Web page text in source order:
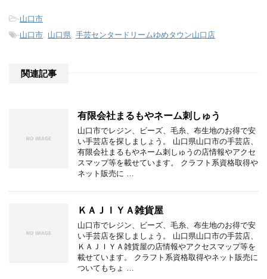
-山口市
-山口市 山口県 手芸センタードリームゆめタウン山口店
関連記事
有限会社まるもやネーム刺しゅう
山口市でレジン、ビーズ、毛糸、布生地のお得で安
い手芸店を探しましょう。 山口県山口市の手芸店、
有限会社まるもやネーム刺しゅうの店情報やアクセ
スマップ等を載せています。 クラフト系資格取得や
ネット販売に …
ＫＡＪＩＹＡ雑貨屋
山口市でレジン、ビーズ、毛糸、布生地のお得で安
い手芸店を探しましょう。 山口県山口市の手芸店、
ＫＡＪＩＹＡ雑貨屋の店情報やアクセスマップ等を
載せています。 クラフト系資格取得やネット販売に
ついてもちょ …